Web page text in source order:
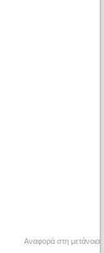
Αναφορά στη μετάνοια